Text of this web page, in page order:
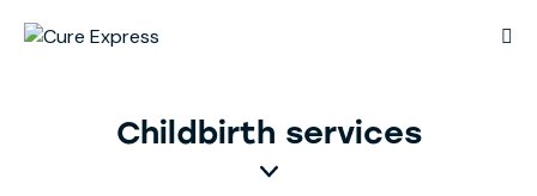
Childbirth services